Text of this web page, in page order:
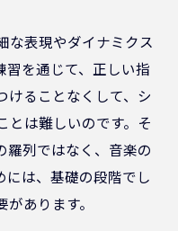
な表現やダイナミクス
習を通じて、正しい指
けることなくして、シ
とは難しいのです。そ
羅列ではなく、音楽の
には、基礎の段階でし
あります。